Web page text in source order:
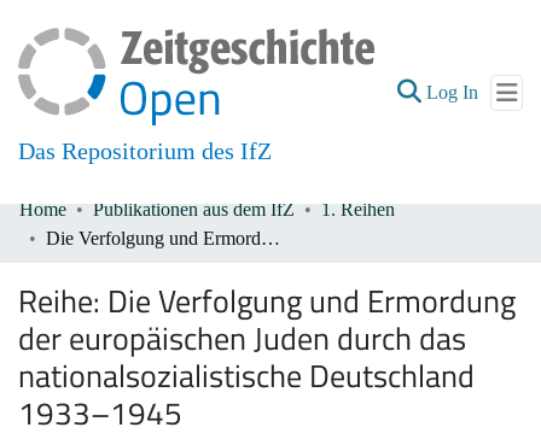
Das Repositorium des IfZ
Log In (current)
Communities & Collections
Home Publikationen aus dem IfZ
1. Reihen
Die Verfolgung und Ermordung der europäischen Juden durch das nationalsozialistische Deutschland 1933–1945
Reihe: Die Verfolgung und Ermordung
der europäischen Juden durch das
nationalsozialistische Deutschland
1933–1945